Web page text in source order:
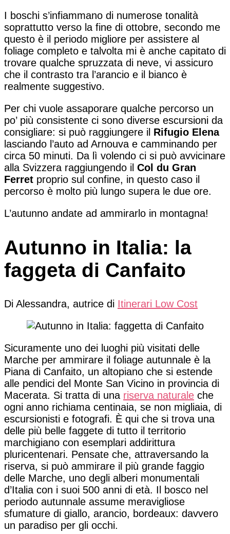
I boschi s’infiammano di numerose tonalità
soprattutto verso la fine di ottobre, secondo me
questo è il periodo migliore per assistere al
foliage completo e talvolta mi è anche capitato di
trovare qualche spruzzata di neve, vi assicuro
che il contrasto tra l’arancio e il bianco è
realmente suggestivo.
Per chi vuole assaporare qualche percorso un
po’ più consistente ci sono diverse escursioni da
consigliare: si può raggiungere il Rifugio Elena
lasciando l’auto ad Arnouva e camminando per
circa 50 minuti. Da lì volendo ci si può avvicinare
alla Svizzera raggiungendo il Col du Gran
Ferret proprio sul confine, in questo caso il
percorso è molto più lungo supera le due ore.
L’autunno andate ad ammirarlo in montagna!
Autunno in Italia: la
faggeta di Canfaito
Di Alessandra, autrice di Itinerari Low Cost
Sicuramente uno dei luoghi più visitati delle
Marche per ammirare il foliage autunnale è la
Piana di Canfaito, un altopiano che si estende
alle pendici del Monte San Vicino in provincia di
Macerata. Si tratta di una riserva naturale che
ogni anno richiama centinaia, se non migliaia, di
escursionisti e fotografi. È qui che si trova una
delle più belle faggete di tutto il territorio
marchigiano con esemplari addirittura
pluricentenari. Pensate che, attraversando la
riserva, si può ammirare il più grande faggio
delle Marche, uno degli alberi monumentali
d’Italia con i suoi 500 anni di età. Il bosco nel
periodo autunnale assume meravigliose
sfumature di giallo, arancio, bordeaux: davvero
un paradiso per gli occhi.